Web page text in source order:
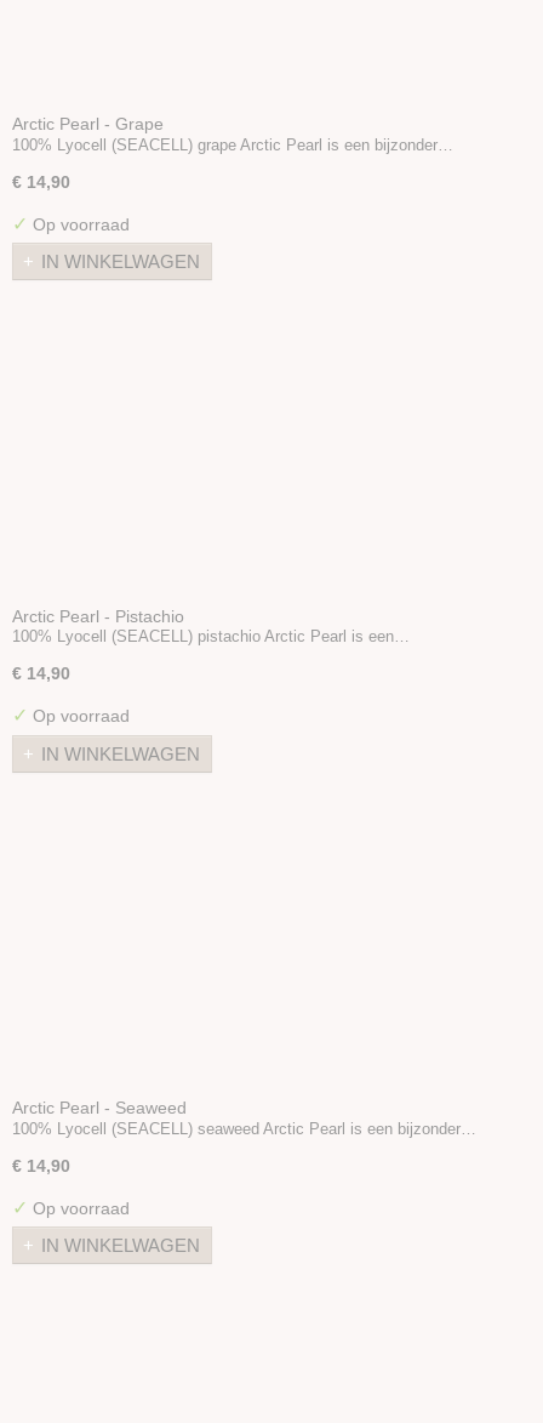
Arctic Pearl - Grape
100% Lyocell (SEACELL) grape Arctic Pearl is een bijzonder…
€ 14,90
✓ Op voorraad
IN WINKELWAGEN
Arctic Pearl - Pistachio
100% Lyocell (SEACELL) pistachio Arctic Pearl is een…
€ 14,90
✓ Op voorraad
IN WINKELWAGEN
Arctic Pearl - Seaweed
100% Lyocell (SEACELL) seaweed Arctic Pearl is een bijzonder…
€ 14,90
✓ Op voorraad
IN WINKELWAGEN